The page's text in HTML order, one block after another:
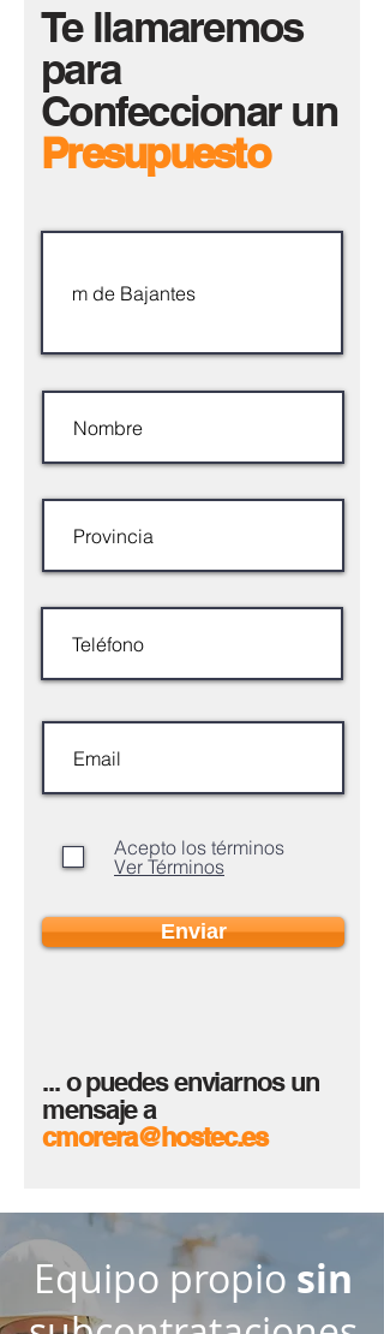
Te llamaremos
para
Confeccionar un
Presupuesto
Acepto los términos
Ver Términos
Enviar
... o puedes enviarnos un
mensaje a
cmorera@hostec.es
Equipo propio sin